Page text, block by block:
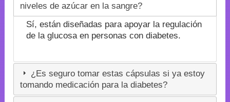
niveles de azúcar en la sangre?
Sí, están diseñadas para apoyar la regulación
de la glucosa en personas con diabetes.
¿Es seguro tomar estas cápsulas si ya estoy
tomando medicación para la diabetes?